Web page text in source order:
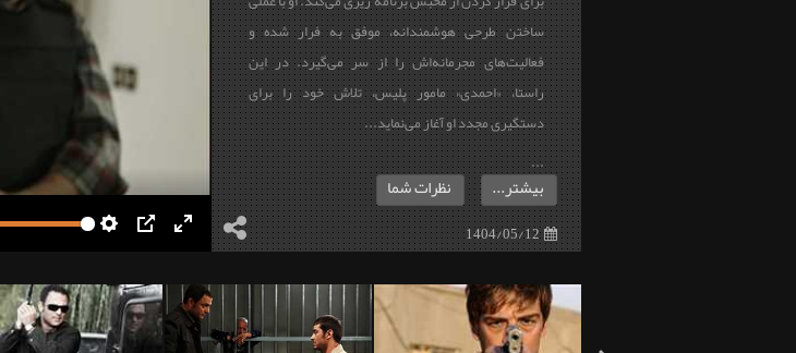
ساختن طرحی هوشمندانه، موفق به فرار شده و
فعالیت‌های مجرمانه‌اش را از سر می‌گیرد. در این
راستا، «احمدی» مامور پلیس، تلاش خود را برای
دستگیری مجدد او آغاز می‌نماید...
...
1404/05/12
بیشتر... نظرات شما
Enter
fullscreen